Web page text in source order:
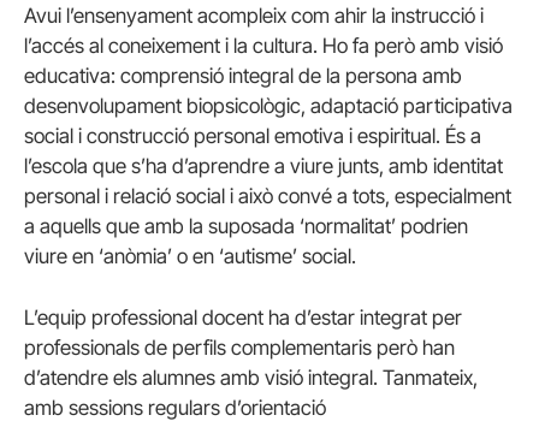
Avui l’ensenyament acompleix com ahir la instrucció i
l’accés al coneixement i la cultura. Ho fa però amb visió
educativa: comprensió integral de la persona amb
desenvolupament biopsicològic, adaptació participativa
social i construcció personal emotiva i espiritual. És a
l’escola que s’ha d’aprendre a viure junts, amb identitat
personal i relació social i això convé a tots, especialment
a aquells que amb la suposada ‘normalitat’ podrien
viure en ‘anòmia’ o en ‘autisme’ social.
L’equip professional docent ha d’estar integrat per
professionals de perfils complementaris però han
d’atendre els alumnes amb visió integral. Tanmateix,
amb sessions regulars d’orientació